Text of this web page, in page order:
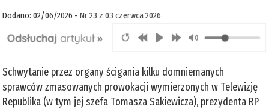
Dodano: 02/06/2026 -Nr 23 z 03 czerwca 2026
Schwytanie przez organy ścigania kilku domniemanych
sprawców zmasowanych prowokacji wymierzonych w Telewizję
Republika (w tym jej szefa Tomasza Sakiewicza), prezydenta RP